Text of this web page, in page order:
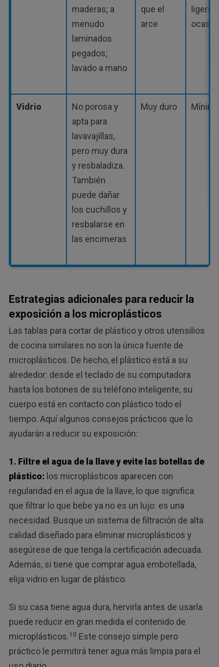
maderas; a
menudo
laminados
pegados;
lavado a mano
que el
arce
ligera
Vidrio
No porosa y
apta para
lavavajillas,
pero muy dura
y resbaladiza.
También
puede dañar
los cuchillos y
resbalarse en
las encimeras
Muy duro
Estrategias adicionales para reducir la
exposición a los microplásticos
Las tablas para cortar de plástico y otros utensilios
de cocina similares no son la única fuente de
microplásticos. De hecho, el plástico está a su
alrededor: desde el teclado de su computadora
hasta los botones de su teléfono inteligente, su
cuerpo está en contacto con plástico todo el
tiempo. Aquí algunos consejos prácticos que lo
ayudarán a reducir su exposición:
1. Filtre el agua de la llave y evite las botellas de
plástico: los microplásticos aparecen con
regularidad en el agua de la llave, lo que significa
que filtrar lo que bebe ya no es un lujo: es una
necesidad. Busque un sistema de filtración de alta
calidad diseñado para eliminar microplásticos y
asegúrese de que tenga la certificación adecuada.
Además, si tiene que comprar agua embotellada,
elija vidrio en lugar de plástico.
Si su casa tiene agua dura, hervirla antes de usarla
puede reducir en gran medida el contenido de
microplásticos.10 Este consejo simple pero
práctico le permitirá tener agua más limpia para el